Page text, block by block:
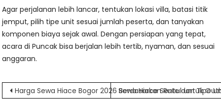
Agar perjalanan lebih lancar, tentukan lokasi villa, batasi titik
jemput, pilih tipe unit sesuai jumlah peserta, dan tanyakan
komponen biaya sejak awal. Dengan persiapan yang tepat,
acara di Puncak bisa berjalan lebih tertib, nyaman, dan sesuai
anggaran.
Navigasi
Harga Sewa Hiace Bogor 2026 Berdasarkan Rute dan Tipe
Sewa Hiace Sentul untuk